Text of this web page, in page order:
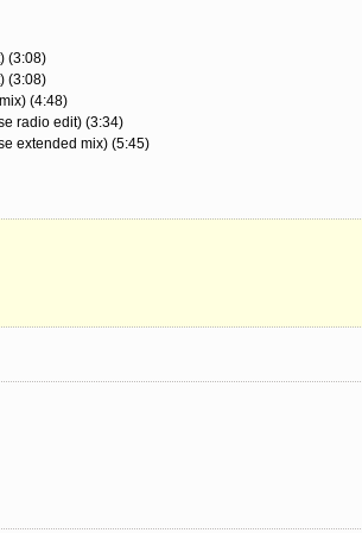
(3:08)
(3:08)
(4:48)
radio edit) (3:34)
extended mix) (5:45)